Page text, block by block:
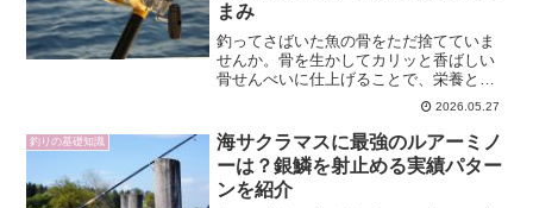
まみ
釣ってさばいた魚の骨をただ捨てていま
せんか。骨を生かしてカリッと香ばしい
骨せんべいに仕上げることで、栄養と風
味、そして食感までも活かした一品が完
成します。ここでは魚 骨せんべい 揚げ方
に焦点を当て、食材の選び方から下処
理、揚げる温度・時間、...
2026.05.27
釣りの基礎知識
海サクラマスに最強のルアーミノ
ーは？銀鱗を射止める実績パター
ンを紹介